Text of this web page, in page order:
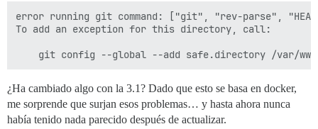
error running git command: ["git", "rev-parse",
To add an exception for this directory, call:
¿Ha cambiado algo con la 3.1? Dado que esto se basa en docker,
me sorprende que surjan esos problemas… y hasta ahora nunca
había tenido nada parecido después de actualizar.